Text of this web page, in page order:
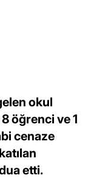
okul
8 öğrenci ve 1
cenaze
etti.